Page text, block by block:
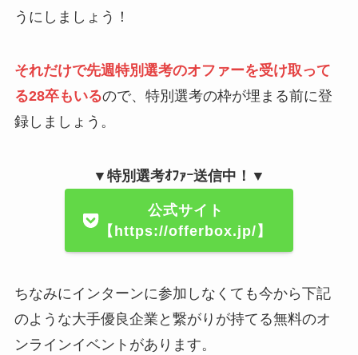
うにしましょう！
それだけで先週特別選考のオファーを受け取って
る28卒もいるので、特別選考の枠が埋まる前に登
録しましょう。
▼特別選考ｵﾌｧｰ送信中！▼
公式サイト
【https://offerbox.jp/】
ちなみにインターンに参加しなくても今から下記
のような大手優良企業と繋がりが持てる無料のオ
ンラインイベントがあります。